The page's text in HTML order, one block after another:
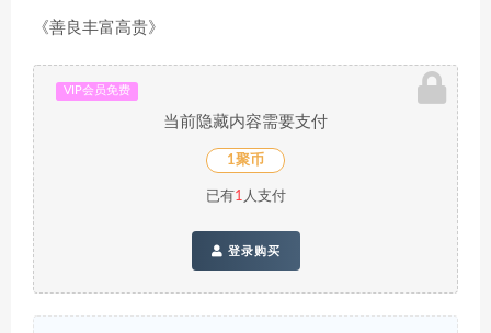
《善良丰富高贵》
VIP会员免费
当前隐藏内容需要支付
1聚币
已有1 人支付
登录购买